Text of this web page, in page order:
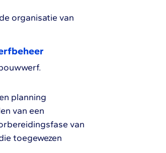
organisatie van
planning
van een
van
toegewezen